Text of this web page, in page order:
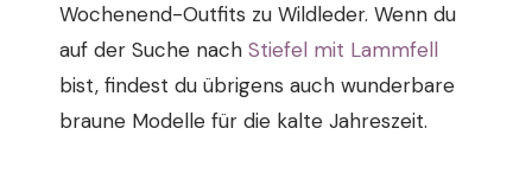
Wochenend-Outfits zu Wildleder. Wenn du
auf der Suche nach Stiefel mit Lammfell
bist, findest du übrigens auch wunderbare
braune Modelle für die kalte Jahreszeit.